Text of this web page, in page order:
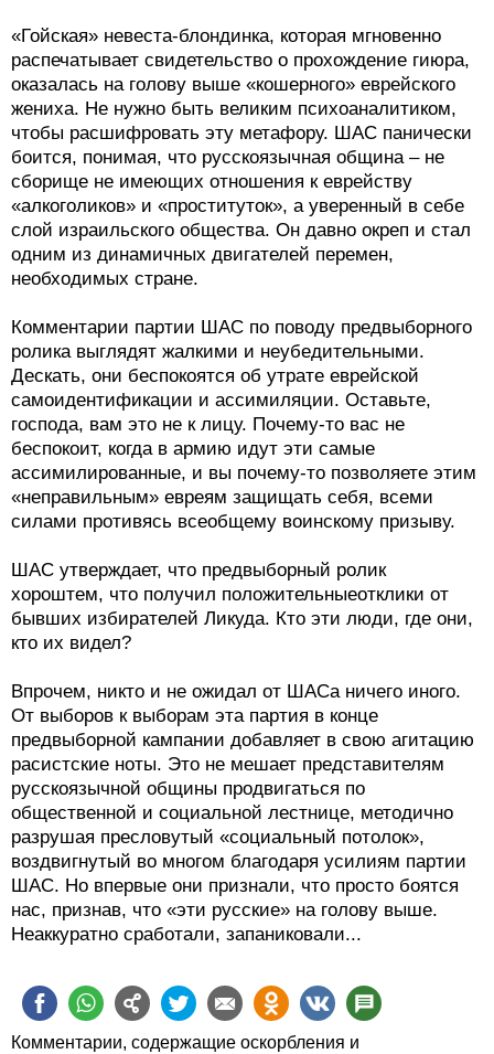
«Гойская» невеста-блондинка, которая мгновенно
распечатывает свидетельство о прохождение гиюра,
оказалась на голову выше «кошерного» еврейского
жениха. Не нужно быть великим психоаналитиком,
чтобы расшифровать эту метафору. ШАС панически
боится, понимая, что русскоязычная община – не
сборище не имеющих отношения к еврейству
«алкоголиков» и «проституток», а уверенный в себе
слой израильского общества. Он давно окреп и стал
одним из динамичных двигателей перемен,
необходимых стране.
Комментарии партии ШАС по поводу предвыборного
ролика выглядят жалкими и неубедительными.
Дескать, они беспокоятся об утрате еврейской
самоидентификации и ассимиляции. Оставьте,
господа, вам это не к лицу. Почему-то вас не
беспокоит, когда в армию идут эти самые
ассимилированные, и вы почему-то позволяете этим
«неправильным» евреям защищать себя, всеми
силами противясь всеобщему воинскому призыву.
ШАС утверждает, что предвыборный ролик
хороштем, что получил положительныеотклики от
бывших избирателей Ликуда. Кто эти люди, где они,
кто их видел?
Впрочем, никто и не ожидал от ШАСа ничего иного.
От выборов к выборам эта партия в конце
предвыборной кампании добавляет в свою агитацию
расистские ноты. Это не мешает представителям
русскоязычной общины продвигаться по
общественной и социальной лестнице, методично
разрушая пресловутый «социальный потолок»,
воздвигнутый во многом благодаря усилиям партии
ШАС. Но впервые они признали, что просто боятся
нас, признав, что «эти русские» на голову выше.
Неаккуратно сработали, запаниковали...
Комментарии, содержащие оскорбления и